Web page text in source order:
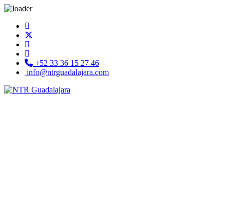
+52 33 36 15 27 46
info@ntrguadalajara.com